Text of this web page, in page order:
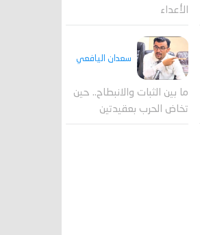
الأعداء
سعدان اليافعي
ما بين الثبات والانبطاح.. حين
تخاض الحرب بعقيدتين